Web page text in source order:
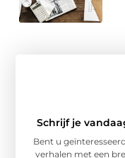
Schrijf je
Bent u
verhalen met een